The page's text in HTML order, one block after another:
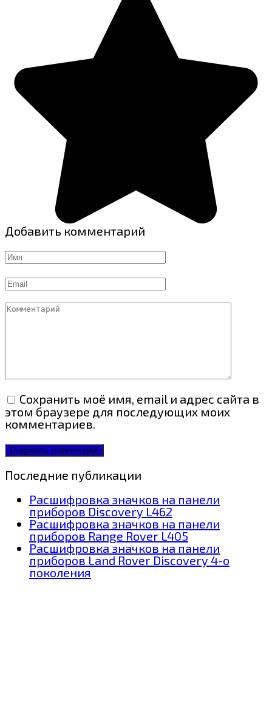
Добавить комментарий
Имя
Email
Комментарий
Сохранить моё имя, email и адрес сайта в
этом браузере для последующих моих
комментариев.
Последние публикации
Расшифровка значков на панели
приборов Discovery L462
Расшифровка значков на панели
приборов Range Rover L405
Расшифровка значков на панели
приборов Land Rover Discovery 4-о
поколения